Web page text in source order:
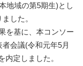
地域の第5期生)とし
した。
を基に、本コンソー
会議(令和元年5月
内定しました。